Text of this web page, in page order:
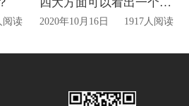
阅读
四大方面可以看出一个展厅设计是否优秀?
2020年10月16日 1917人阅读